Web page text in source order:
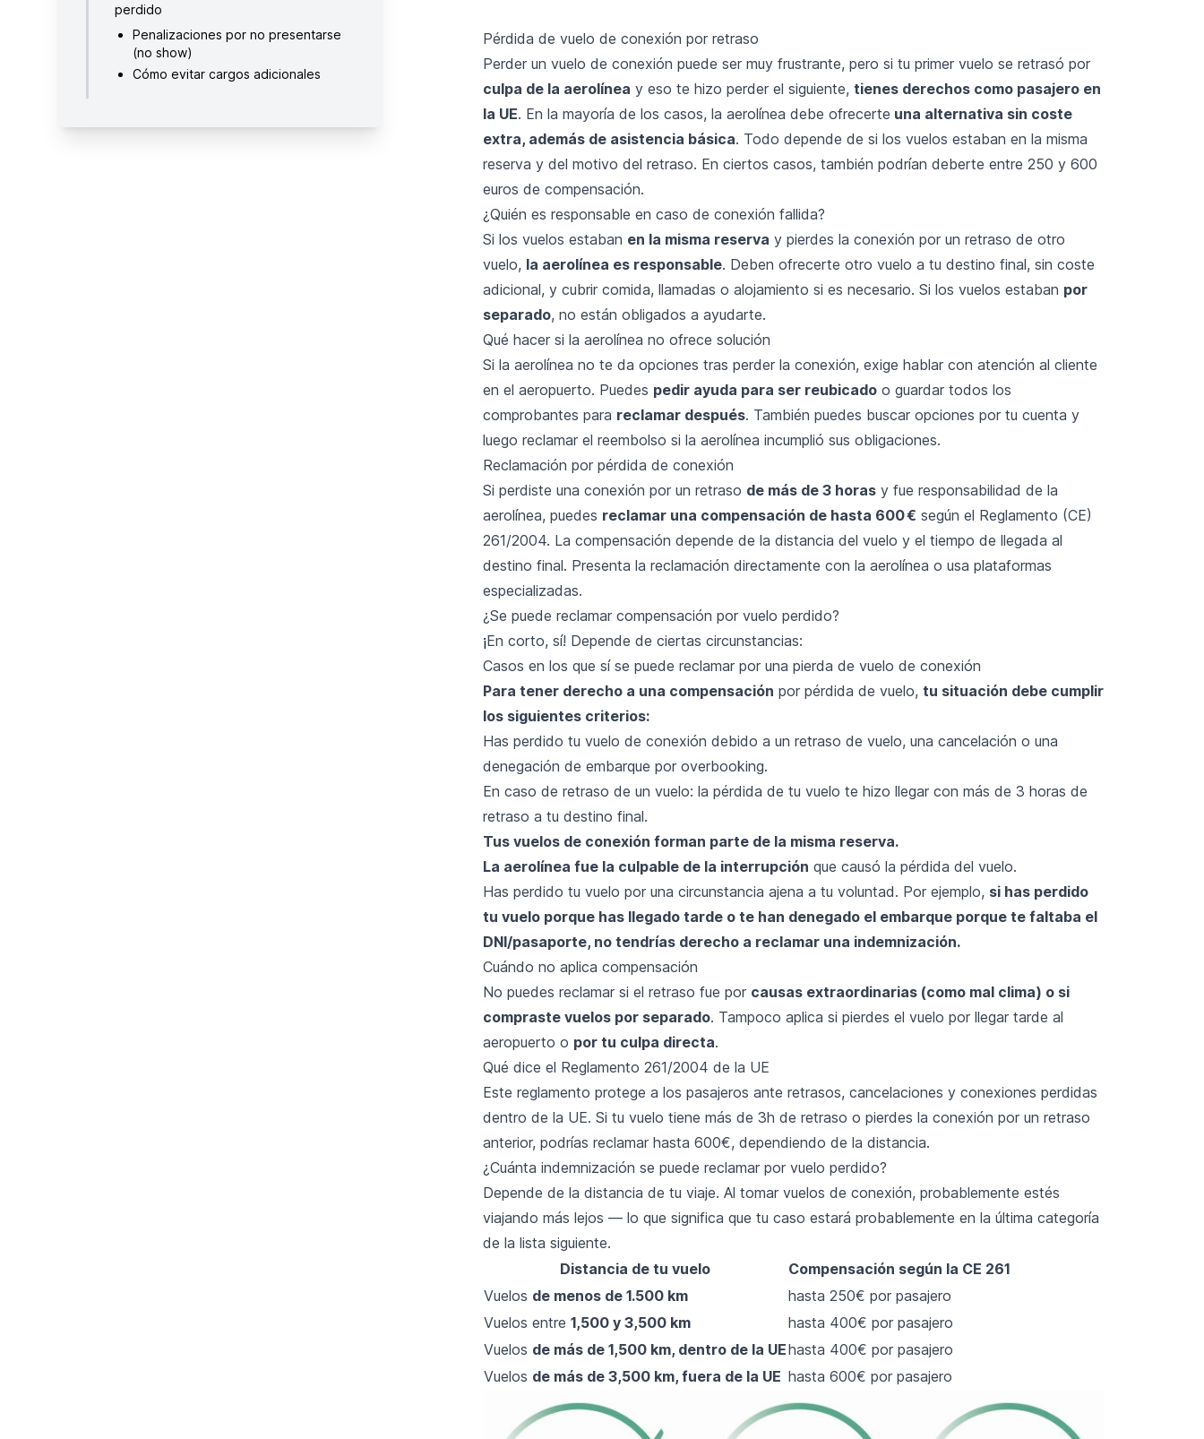
perdido
Penalizaciones por no presentarse
(no show)
Cómo evitar cargos adicionales
Llegar con antelación al aeropuerto
Pérdida de vuelo de conexión por retraso
Perder un vuelo de conexión puede ser muy frustrante, pero si tu primer vuelo se retrasó por
culpa de la aerolínea y eso te hizo perder el siguiente, tienes derechos como pasajero en
la UE. En la mayoría de los casos, la aerolínea debe ofrecerte una alternativa sin coste
extra, además de asistencia básica. Todo depende de si los vuelos estaban en la misma
reserva y del motivo del retraso. En ciertos casos, también podrían deberte entre 250 y 600
euros de compensación.
¿Quién es responsable en caso de conexión fallida?
Si los vuelos estaban en la misma reserva y pierdes la conexión por un retraso de otro
vuelo, la aerolínea es responsable. Deben ofrecerte otro vuelo a tu destino final, sin coste
adicional, y cubrir comida, llamadas o alojamiento si es necesario. Si los vuelos estaban por
separado, no están obligados a ayudarte.
Qué hacer si la aerolínea no ofrece solución
Si la aerolínea no te da opciones tras perder la conexión, exige hablar con atención al cliente
en el aeropuerto. Puedes pedir ayuda para ser reubicadoo guardar todos los
comprobantes para reclamar después. También puedes buscar opciones por tu cuenta y
luego reclamar el reembolso si la aerolínea incumplió sus obligaciones.
Reclamación por pérdida de conexión
Si perdiste una conexión por un retraso de más de 3 horasy fue responsabilidad de la
aerolínea, puedes reclamar una compensación de hasta 600 € según el Reglamento (CE)
261/2004. La compensación depende de la distancia del vuelo y el tiempo de llegada al
destino final. Presenta la reclamación directamente con la aerolínea o usa plataformas
especializadas.
¿Se puede reclamar compensación por vuelo perdido?
¡En corto, sí! Depende de ciertas circunstancias:
Casos en los que sí se puede reclamar por una pierda de vuelo de conexión
Para tener derecho a una compensación por pérdida de vuelo, tu situación debe cumplir
los siguientes criterios:
Has perdido tu vuelo de conexión debido a un retraso de vuelo, una cancelación o una
denegación de embarque por overbooking.
En caso de retraso de un vuelo: la pérdida de tu vuelo te hizo llegar con más de 3 horas de
retraso a tu destino final.
Tus vuelos de conexión forman parte de la misma reserva.
La aerolínea fue la culpable de la interrupción que causó la pérdida del vuelo.
Has perdido tu vuelo por una circunstancia ajena a tu voluntad. Por ejemplo, si has perdido
tu vuelo porque has llegado tarde o te han denegado el embarque porque te faltaba el
DNI/pasaporte, no tendrías derecho a reclamar una indemnización.
Cuándo no aplica compensación
No puedes reclamar si el retraso fue por causas extraordinarias (como mal clima) o si
compraste vuelos por separado. Tampoco aplica si pierdes el vuelo por llegar tarde al
aeropuerto o por tu culpa directa.
Qué dice el Reglamento 261/2004 de la UE
Este reglamento protege a los pasajeros ante retrasos, cancelaciones y conexiones perdidas
dentro de la UE. Si tu vuelo tiene más de 3h de retraso o pierdes la conexión por un retraso
anterior, podrías reclamar hasta 600€, dependiendo de la distancia.
¿Cuánta indemnización se puede reclamar por vuelo perdido?
Depende de la distancia de tu viaje. Al tomar vuelos de conexión, probablemente estés
viajando más lejos — lo que significa que tu caso estará probablemente en la última categoría
de la lista siguiente.
Distancia de tu vuelo
Compensación según la CE 261
Vuelos de menos de 1.500 km
hasta 250€ por pasajero
Vuelos entre 1,500 y 3,500 km
hasta 400€ por pasajero
Vuelos de más de 1,500 km, dentro de la UEhasta 400€ por pasajero
Vuelos de más de 3,500 km, fuera de la UE hasta 600€ por pasajero